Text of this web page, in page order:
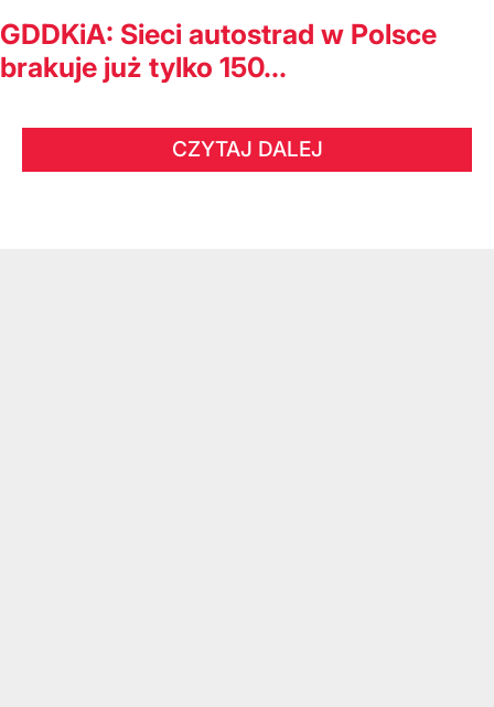
GDDKiA: Sieci autostrad w Polsce
brakuje już tylko 150...
CZYTAJ DALEJ